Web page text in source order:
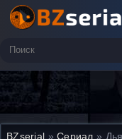
BZserial »Сериал »